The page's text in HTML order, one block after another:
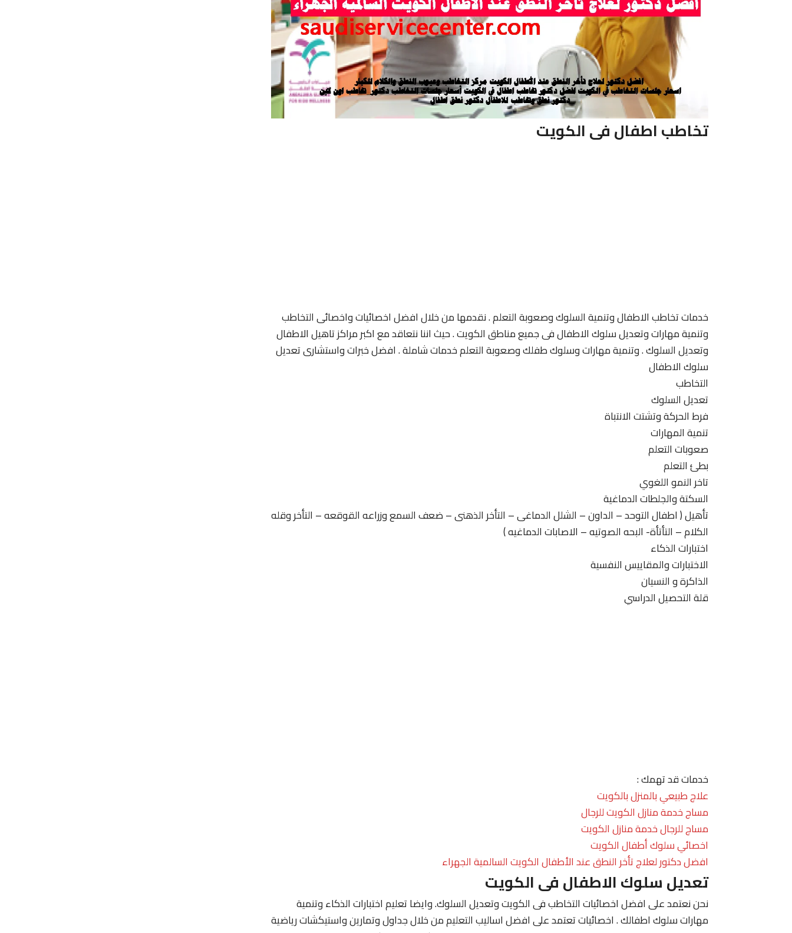
تخاطب اطفال فى الكويت
خدمات تخاطب الاطفال وتنمية السلوك وصعوبة التعلم . نقدمها من خلال افضل اخصائيات واخصائى التخاطب
وتنمية مهارات وتعديل سلوك الاطفال فى جميع مناطق الكويت . حيث اننا نتعاقد مع اكبر مراكز تاهيل الاطفال
وتعديل السلوك . وتنمية مهارات وسلوك طفلك وصعوبة التعلم خدمات شاملة . افضل خبرات واستشارى تعديل
سلوك الاطفال
التخاطب
تعديل السلوك
فرط الحركة وتشتت الانتباة
تنمية المهارات
صعوبات التعلم
بطئ التعلم
تاخر النمو اللغوي
السكتة والجلطات الدماغية
تأهيل ( اطفال التوحد – الداون – الشلل الدماغى – التأخر الذهنى – ضعف السمع وزراعه القوقعه – التأخر وقله
الكلام – التأتأة- البحه الصوتيه – الاصابات الدماغيه )
اختبارات الذكاء
الاختبارات والمقاييس النفسية
الذاكرة و النسيان
قلة التحصيل الدراسي
خدمات قد تهمك :
علاج طبيعي بالمنزل بالكويت
مساج خدمة منازل الكويت للرجال
مساج للرجال خدمة منازل الكويت
اخصائي سلوك أطفال الكويت
افضل دكتور لعلاج تأخر النطق عند الأطفال الكويت السالمية الجهراء
تعديل سلوك الاطفال فى الكويت
نحن نعتمد على افضل اخصائيات التخاطب فى الكويت وتعديل السلوك. وايضا تعليم اختبارات الذكاء وتنمية
مهارات سلوك اطفالك . اخصائيات تعتمد على افضل اساليب التعليم من خلال جداول وتمارين واستيكشات رياضية